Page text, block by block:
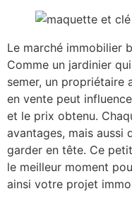
Le marché immobilier
Comme un jardinier
semer, un propriétaire
en vente peut
et le prix obtenu.
avantages, mais aussi
garder en tête. Ce
le meilleur moment
ainsi votre projet